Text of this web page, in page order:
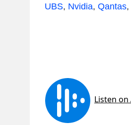
UBS, Nvidia, Qantas,